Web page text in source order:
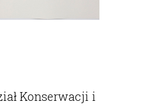
Konserwacji i